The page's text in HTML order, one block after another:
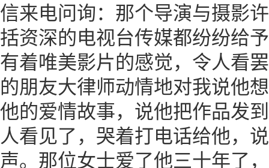
信来电问询：那个导演与摄影
括资深的电视台传媒都纷纷给
有着唯美影片的感觉，令人看
的朋友大律师动情地对我说他
他的爱情故事，说他把作品发
人看见了，哭着打电话给他，
声。那位女士爱了他三十年了